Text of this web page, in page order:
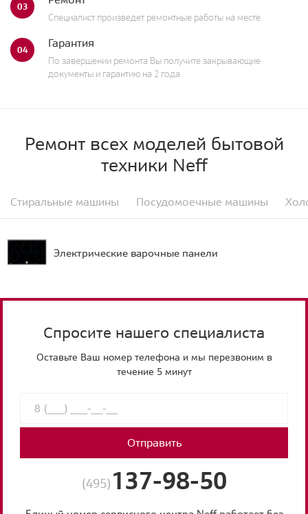
03
Специалист произведет ремонтные работы на месте
04 Гарантия
По завершении ремонта Вы получите закрывающие
документы и гарантию на 2 года
Ремонт всех моделей бытовой
техники Neff
Стиральные машины Посудомоечные машины
Электрические варочные панели
Спросите нашего специалиста
Оставьте Ваш номер телефона и мы перезвоним в
течение 5 минут
Отправить
(495) 137-98-50